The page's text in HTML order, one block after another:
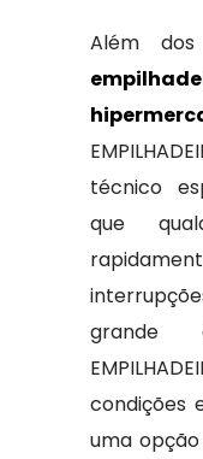
Além
técnico
que
grande
condições
uma